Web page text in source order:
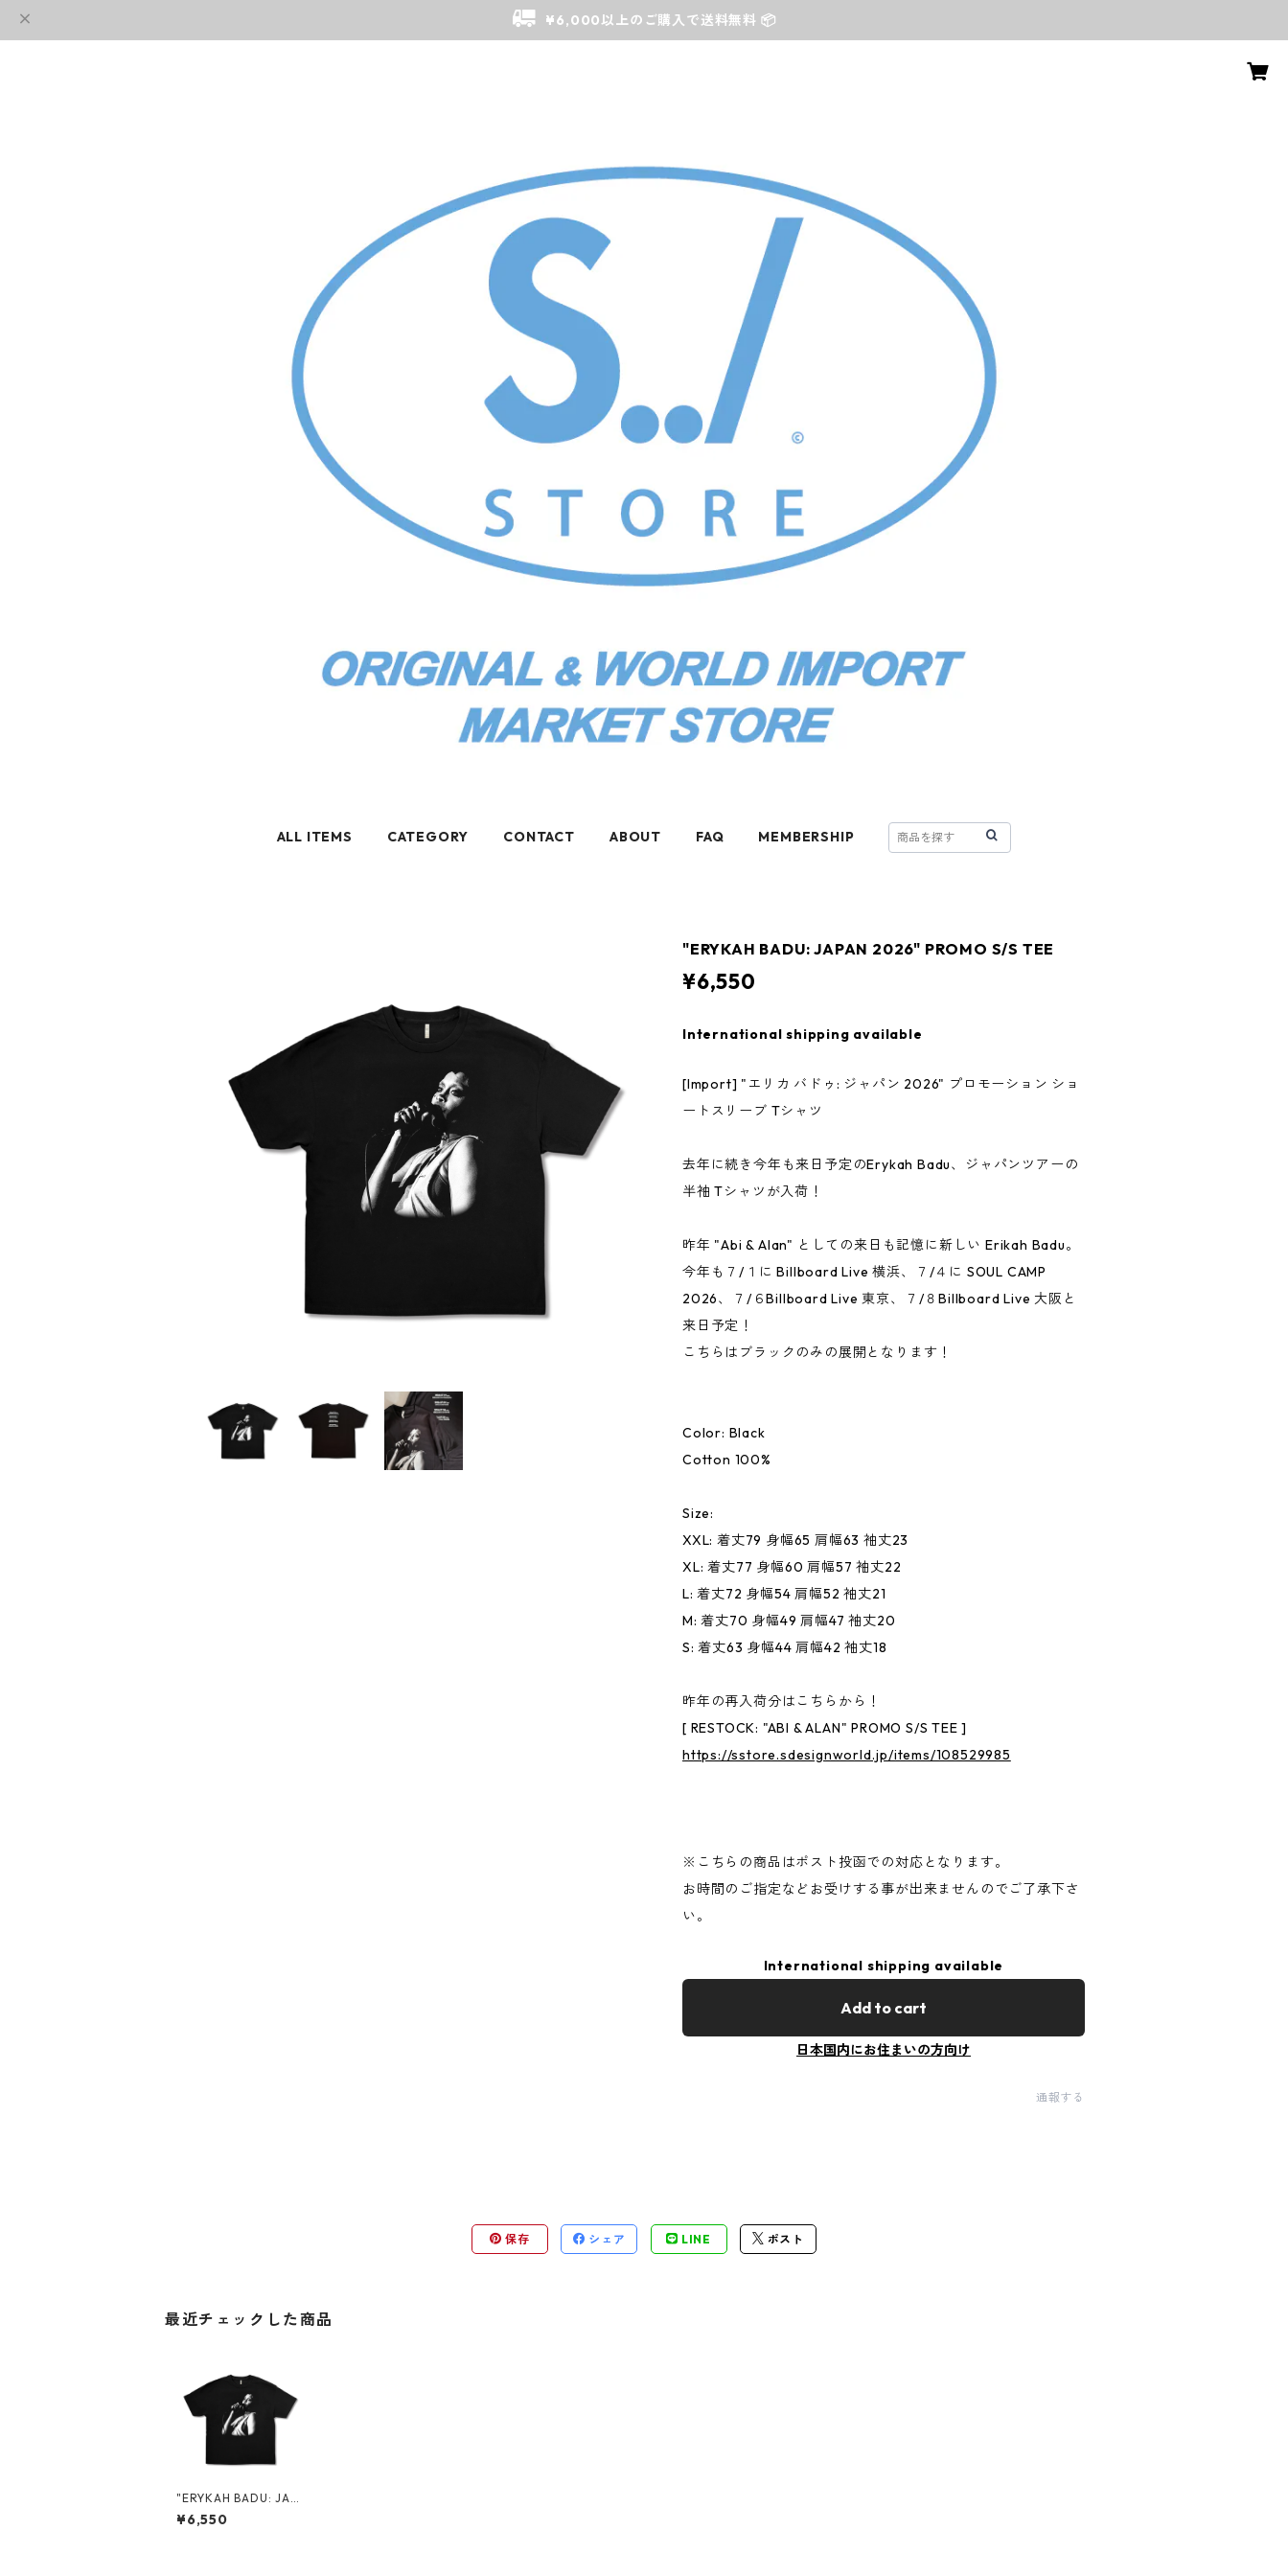
¥6,000以上のご購入で送料無料 📦
ALL ITEMS CATEGORY CONTACT ABOUT FAQ MEMBERSHIP
"ERYKAH BADU: JAPAN 2026" PROMO S/S TEE
¥6,550
International shipping available
[Import] "エリカ バドゥ: ジャパン 2026" プロモーション ショ
ートスリーブ Tシャツ
去年に続き今年も来日予定のErykah Badu、ジャパンツアーの
半袖 Tシャツが入荷！
昨年 "Abi & Alan" としての来日も記憶に新しい Erikah Badu。
今年も７/１に Billboard Live 横浜、７/４に SOUL CAMP
2026、７/６Billboard Live 東京、７/８Billboard Live 大阪と
来日予定！
こちらはブラックのみの展開となります！
Color: Black
Cotton 100%
Size:
XXL: 着丈79 身幅65 肩幅63 袖丈23
XL: 着丈77 身幅60 肩幅57 袖丈22
L: 着丈72 身幅54 肩幅52 袖丈21
M: 着丈70 身幅49 肩幅47 袖丈20
S: 着丈63 身幅44 肩幅42 袖丈18
昨年の再入荷分はこちらから！
[ RESTOCK: "ABI & ALAN" PROMO S/S TEE ]
https://sstore.sdesignworld.jp/items/108529985
※こちらの商品はポスト投函での対応となります。
お時間のご指定などお受けする事が出来ませんのでご了承下さ
い。
International shipping available
Add to cart
日本国内にお住まいの方向け
通報する
保存 シェア LINE ポスト
最近チェックした商品
"ERYKAH BADU: JAP
AN 2026" PROMO S/
S TEE
¥6,550